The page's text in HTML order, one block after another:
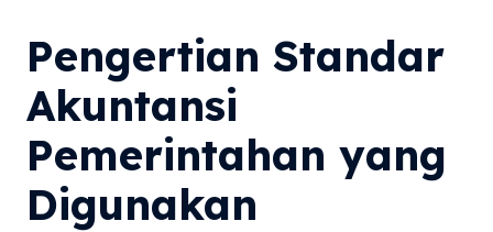
Pengertian Standar
Akuntansi
Pemerintahan yang
Digunakan